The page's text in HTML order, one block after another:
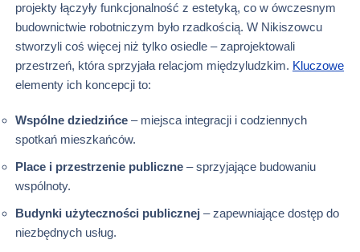
projekty łączyły funkcjonalność z estetyką, co w ówczesnym
budownictwie robotniczym było rzadkością. W Nikiszowcu
stworzyli coś więcej niż tylko osiedle – zaprojektowali
przestrzeń, która sprzyjała relacjom międzyludzkim. Kluczowe
elementy ich koncepcji to:
Wspólne dziedzińce – miejsca integracji i codziennych
spotkań mieszkańców.
Place i przestrzenie publiczne – sprzyjające budowaniu
wspólnoty.
Budynki użyteczności publicznej – zapewniające dostęp do
niezbędnych usług.